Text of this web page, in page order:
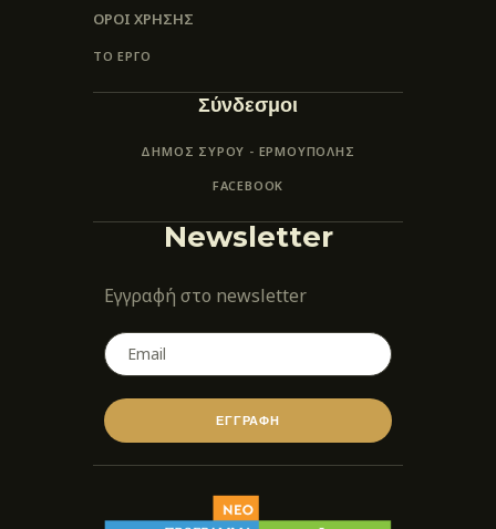
ΌΡΟΙ ΧΡΉΣΗΣ
ΤΟ ΕΡΓΟ
Σύνδεσμοι
ΔΗΜΟΣ ΣΥΡΟΥ - ΕΡΜΟΎΠΟΛΗΣ
FACEBOOK
Newsletter
Εγγραφή στο newsletter
ΕΓΓΡΑΦΗ